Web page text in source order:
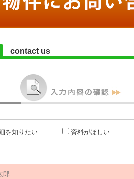
contact us
を知りたい 資料がほしい